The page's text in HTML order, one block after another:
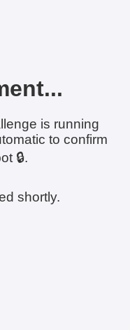
is running
to confirm
🔒.
shortly.